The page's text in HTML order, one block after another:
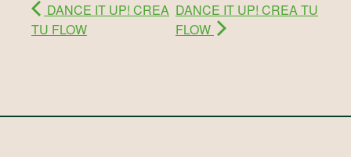
DANCE IT UP! CREA
TU FLOW
DANCE IT UP! CREA TU
FLOW